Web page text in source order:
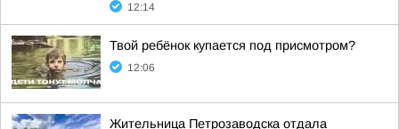
12:14
Твой ребёнок купается под присмотром?
12:06
Жительница Петрозаводска отдала